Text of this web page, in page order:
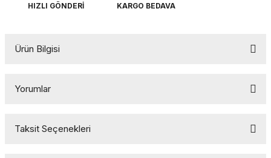
HIZLI GÖNDERI KARGO BEDAVA
Ürün Bilgisi
Yorumlar
Taksit Seçenekleri